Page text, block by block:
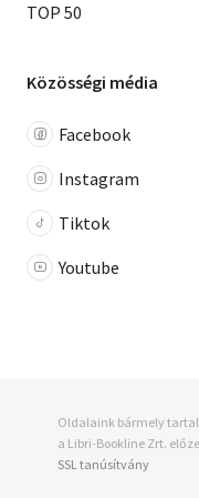
TOP 50
Közösségi média
Facebook
Instagram
Tiktok
Youtube
Oldalaink bármely
a Libri-Bookline Zrt.
SSL tanúsítvány